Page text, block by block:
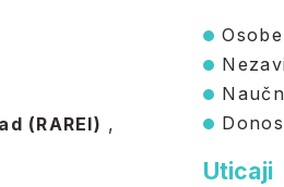
(RAREI) ,
Uticaji